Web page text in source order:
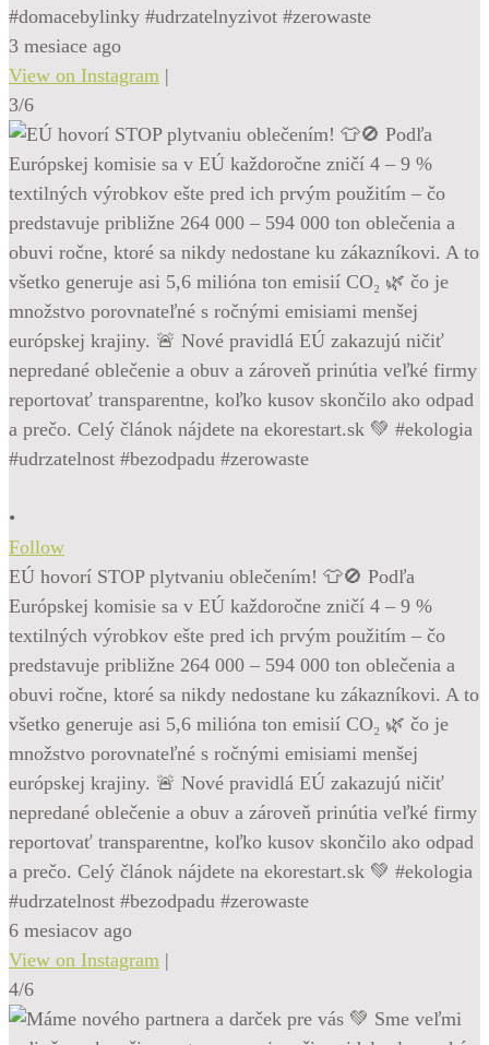
#domacebylinky #udrzatelnyzivot #zerowaste
3 mesiace ago
View on Instagram |
3/6
•
Follow
EÚ hovorí STOP plytvaniu oblečením! 👕🚫 Podľa
Európskej komisie sa v EÚ každoročne zničí 4 – 9 %
textilných výrobkov ešte pred ich prvým použitím – čo
predstavuje približne 264 000 – 594 000 ton oblečenia a
obuvi ročne, ktoré sa nikdy nedostane ku zákazníkovi. A to
všetko generuje asi 5,6 milióna ton emisií CO₂ 🌿 čo je
množstvo porovnateľné s ročnými emisiami menšej
európskej krajiny. 🚨 Nové pravidlá EÚ zakazujú ničiť
nepredané oblečenie a obuv a zároveň prinútia veľké firmy
reportovať transparentne, koľko kusov skončilo ako odpad
a prečo. Celý článok nájdete na ekorestart.sk 💚 #ekologia
#udrzatelnost #bezodpadu #zerowaste
6 mesiacov ago
View on Instagram |
4/6